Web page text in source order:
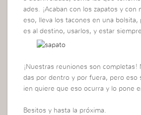
ades. ¡Acaban con los zapatos y con
eso, lleva los tacones en una bolsita,
es al destino, usarlos, y estar
¡Nuestras reuniones son completas!
das por dentro y por fuera, pero eso
ien quiere que eso ocurra y lo pone
Besitos y hasta la próxima.